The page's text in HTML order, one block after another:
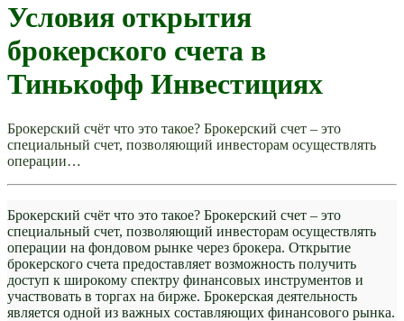
Условия открытия
брокерского счета в
Тинькофф Инвестициях
Брокерский счёт что это такое? Брокерский счет – это
специальный счет, позволяющий инвесторам осуществлять
операции…
Брокерский счёт что это такое? Брокерский счет – это
специальный счет, позволяющий инвесторам осуществлять
операции на фондовом рынке через брокера. Открытие
брокерского счета предоставляет возможность получить
доступ к широкому спектру финансовых инструментов и
участвовать в торгах на бирже. Брокерская деятельность
является одной из важных составляющих финансового рынка.